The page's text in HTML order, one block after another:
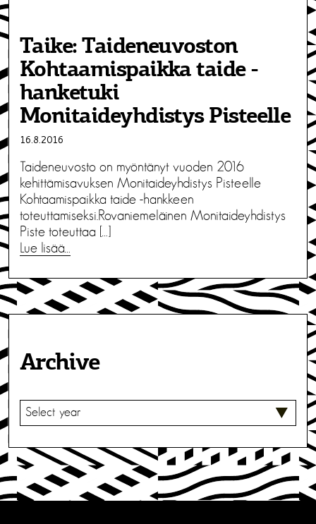
Taike: Taideneuvoston
Kohtaamispaikka taide -
hanketuki
Monitaideyhdistys Pisteelle
16.8.2016
Taideneuvosto on myöntänyt vuoden 2016
kehittämisavuksen Monitaideyhdistys Pisteelle
Kohtaamispaikka taide -hankkeen
toteuttamiseksi.Rovaniemeläinen Monitaideyhdistys
Piste toteuttaa […]
Lue lisää…
Archive
V
I
T
E